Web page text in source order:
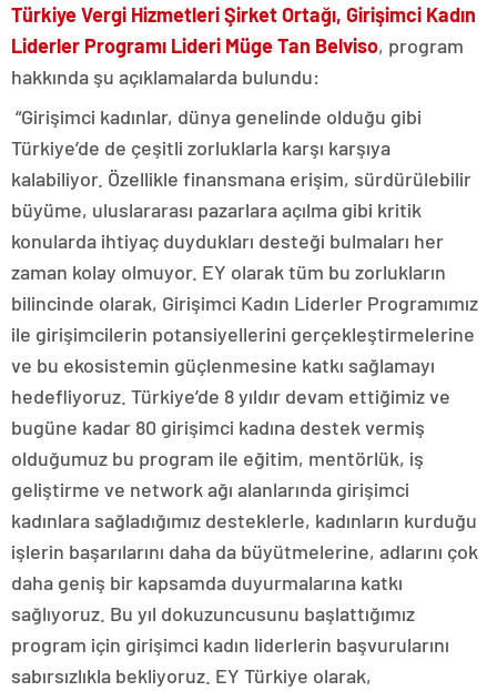
Türkiye Vergi Hizmetleri Şirket Ortağı, Girişimci Kadın
Liderler Programı Lideri Müge Tan Belviso, program
hakkında şu açıklamalarda bulundu:
“Girişimci kadınlar, dünya genelinde olduğu gibi
Türkiye’de de çeşitli zorluklarla karşı karşıya
kalabiliyor. Özellikle finansmana erişim, sürdürülebilir
büyüme, uluslararası pazarlara açılma gibi kritik
konularda ihtiyaç duydukları desteği bulmaları her
zaman kolay olmuyor. EY olarak tüm bu zorlukların
bilincinde olarak, Girişimci Kadın Liderler Programımız
ile girişimcilerin potansiyellerini gerçekleştirmelerine
ve bu ekosistemin güçlenmesine katkı sağlamayı
hedefliyoruz. Türkiye’de 8 yıldır devam ettiğimiz ve
bugüne kadar 80 girişimci kadına destek vermiş
olduğumuz bu program ile eğitim, mentörlük, iş
geliştirme ve network ağı alanlarında girişimci
kadınlara sağladığımız desteklerle, kadınların kurduğu
işlerin başarılarını daha da büyütmelerine, adlarını çok
daha geniş bir kapsamda duyurmalarına katkı
sağlıyoruz. Bu yıl dokuzuncusunu başlattığımız
program için girişimci kadın liderlerin başvurularını
sabırsızlıkla bekliyoruz. EY Türkiye olarak,